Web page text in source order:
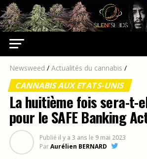
Newsweed / Actualités du cannabis /
CANNABIS AUX ETATS-UNIS
La huitième fois sera-t-
pour le SAFE Banking
Publié il y a 3 ans le 9 mai 2023
ParAurélien BERNARD